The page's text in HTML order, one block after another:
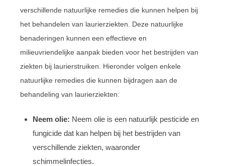
verschillende natuurlijke remedies die kunnen helpen bij
het behandelen van laurierziekten. Deze natuurlijke
benaderingen kunnen een effectieve en
milieuvriendelijke aanpak bieden voor het bestrijden van
ziekten bij laurierstruiken. Hieronder volgen enkele
natuurlijke remedies die kunnen bijdragen aan de
behandeling van laurierziekten:
Neem olie: Neem olie is een natuurlijk pesticide en
fungicide dat kan helpen bij het bestrijden van
verschillende ziekten, waaronder
schimmelinfecties.